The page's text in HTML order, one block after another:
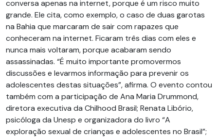
conversa apenas na internet, porque é um risco muito
grande. Ele cita, como exemplo, o caso de duas garotas
na Bahia que marcaram de sair com rapazes que
conheceram na internet. Ficaram três dias com eles e
nunca mais voltaram, porque acabaram sendo
assassinadas. “É muito importante promovermos
discussões e levarmos informação para prevenir os
adolescentes destas situações”, afirma. O evento contou
também com a participação de Ana Maria Drummond,
diretora executiva da Chilhood Brasil; Renata Libório,
psicóloga da Unesp e organizadora do livro “A
exploração sexual de crianças e adolescentes no Brasil”;